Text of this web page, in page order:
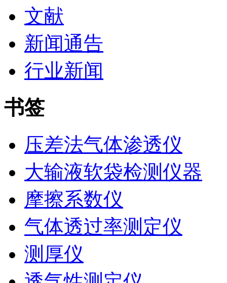
文献
新闻通告
行业新闻
书签
压差法气体渗透仪
大输液软袋检测仪器
摩擦系数仪
气体透过率测定仪
测厚仪